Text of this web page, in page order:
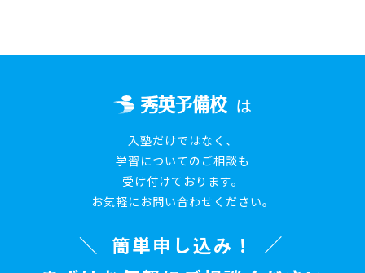
は
入塾だけではなく、
学習についてのご相談も
受け付けております。
お気軽にお問い合わせください。
簡単申し込み！